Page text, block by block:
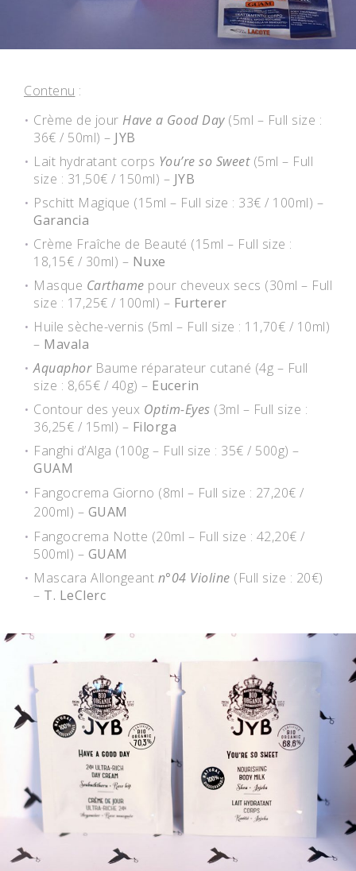
Contenu :
Crème de jour Have a Good Day(5ml – Full size :
36€ / 50ml) – JYB
Lait hydratant corps You’re so Sweet(5ml – Full
size : 31,50€ / 150ml) – JYB
Pschitt Magique (15ml – Full size : 33€ / 100ml) –
Garancia
Crème Fraîche de Beauté (15ml – Full size :
18,15€ / 30ml) – Nuxe
Masque Carthame pour cheveux secs (30ml – Full
size : 17,25€ / 100ml) – Furterer
Huile sèche-vernis (5ml – Full size : 11,70€ / 10ml)
– Mavala
AquaphorBaume réparateur cutané (4g – Full
size : 8,65€ / 40g) – Eucerin
Contour des yeux Optim-Eyes (3ml – Full size :
36,25€ / 15ml) – Filorga
Fanghi d’Alga (100g – Full size : 35€ / 500g) –
GUAM
Fangocrema Giorno (8ml – Full size : 27,20€ /
200ml) – GUAM
Fangocrema Notte (20ml – Full size : 42,20€ /
500ml) – GUAM
Mascara Allongeant n°04 Violine (Full size : 20€)
– T. LeClerc